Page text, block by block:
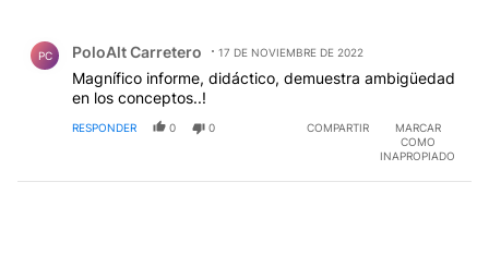
PC PoloAlt Carretero 17 DE NOVIEMBRE DE 2022
Magnífico informe, didáctico, demuestra ambigüedad
en los conceptos..!
RESPONDER 0 0 COMPARTIR
MARCAR
COMO
INAPROPIADO